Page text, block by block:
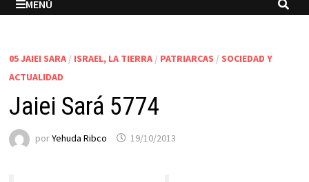
MENÚ
05 JAIEI SARA/ ISRAEL, LA TIERRA/ PATRIARCAS / SOCIEDAD Y
ACTUALIDAD
Jaiei Sará 5774
porYehuda Ribco 19/10/2013